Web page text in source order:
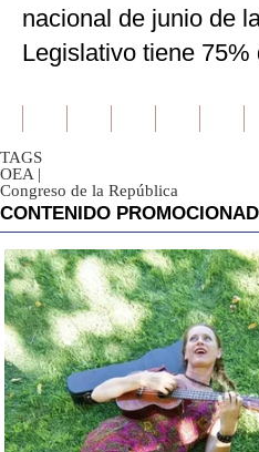
nacional de junio de
Legislativo tiene 75%
TAGS
OEA |
Congreso de la República